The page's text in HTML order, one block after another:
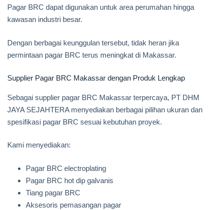
Pagar BRC dapat digunakan untuk area perumahan hingga
kawasan industri besar.
Dengan berbagai keunggulan tersebut, tidak heran jika
permintaan pagar BRC terus meningkat di Makassar.
Supplier Pagar BRC Makassar dengan Produk Lengkap
Sebagai supplier pagar BRC Makassar terpercaya, PT DHM
JAYA SEJAHTERA menyediakan berbagai pilihan ukuran dan
spesifikasi pagar BRC sesuai kebutuhan proyek.
Kami menyediakan:
Pagar BRC electroplating
Pagar BRC hot dip galvanis
Tiang pagar BRC
Aksesoris pemasangan pagar